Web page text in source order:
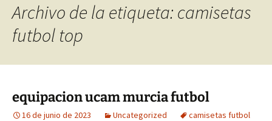
Archivo de la etiqueta: camisetas
futbol top
equipacion ucam murcia futbol
16 de junio de 2023 Uncategorized
camisetas futbol